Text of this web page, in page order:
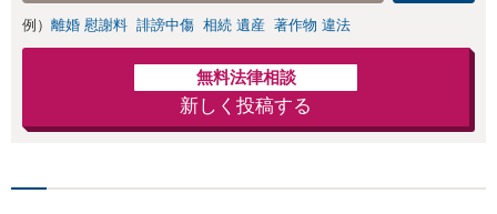
例） 離婚 慰謝料 誹謗中傷 相続 遺産 著作物 違法
無料法律相談
新しく投稿する